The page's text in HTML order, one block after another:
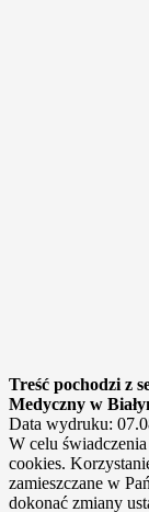
Treść pochodzi z
Medyczny w
Data wydruku:
W celu
cookies.
zamieszczane w
dokonać zmiany